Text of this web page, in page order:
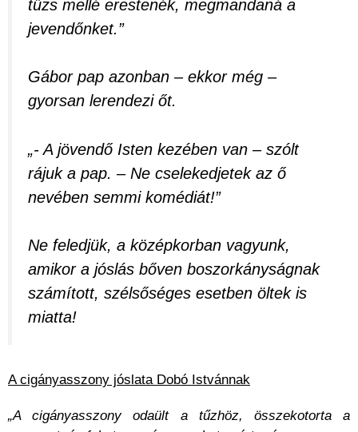
tűzs mellé erestenék, megmandaná a
jevendőnket.”
Gábor pap azonban – ekkor még –
gyorsan lerendezi őt.
„- A jövendő Isten kezében van – szólt
rájuk a pap. – Ne cselekedjetek az ő
nevében semmi komédiát!”
Ne feledjük, a középkorban vagyunk,
amikor a jóslás bőven boszorkányságnak
számított, szélsőséges esetben öltek is
miatta!
A cigányasszony jóslata Dobó Istvánnak
„A cigányasszony odaült a tűzhöz, összekotorta a